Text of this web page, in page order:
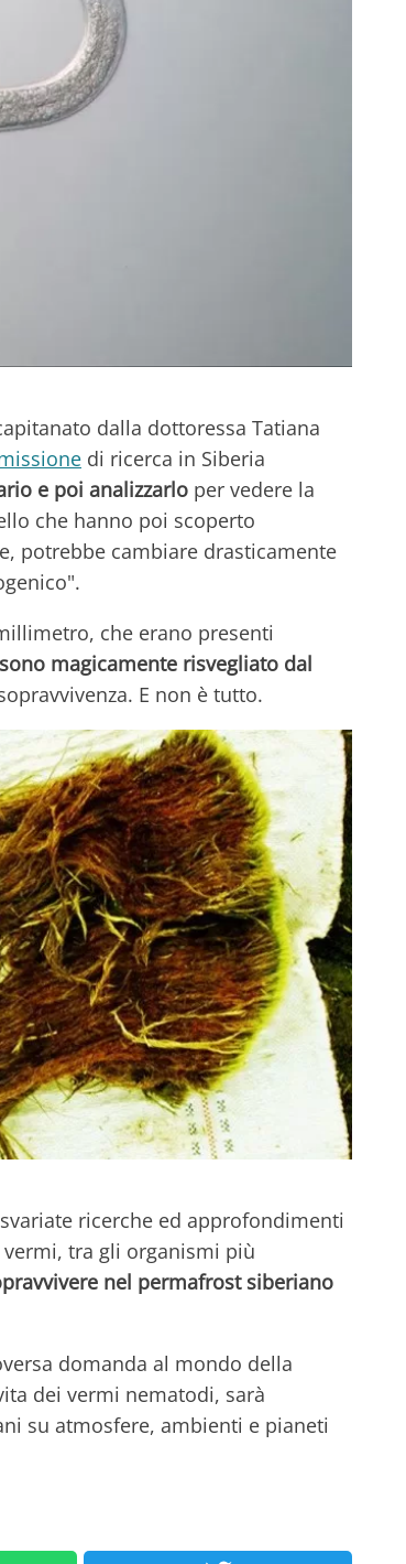
dalla dottoressa Tatiana
di ricerca in Siberia
e poi analizzarlo per vedere la
che hanno poi scoperto
potrebbe cambiare drasticamente
che erano presenti
magicamente risvegliato dal
E non è tutto.
ricerche ed approfondimenti
tra gli organismi più
nel permafrost siberiano
domanda al mondo della
dei vermi nematodi, sarà
su atmosfere, ambienti e pianeti